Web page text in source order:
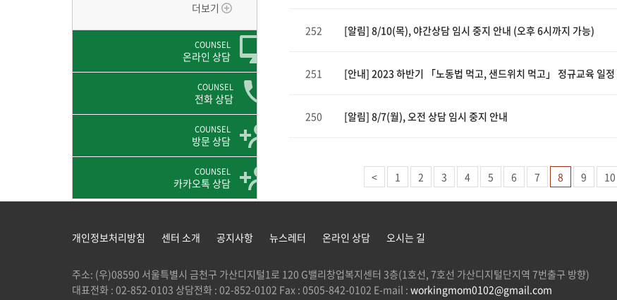
더보기
COUNSEL
온라인 상담
COUNSEL
전화 상담
COUNSEL
방문 상담
COUNSEL
카카오톡 상담
252 [알림] 8/10(목), 야간상담 임시 중지 안내 (오후 6시까지 가능)
251 [안내] 2023 하반기 「노동법 먹고, 샌드위치 먹고」 정규교육 일정
250 [알림] 8/7(월), 오전 상담 임시 중지 안내
< 1 2 3 4 5 6 7 8 9 10
개인정보처리방침 센터 소개 공지사항 뉴스레터 온라인 상담 오시는 길
주소: (우)08590 서울특별시 금천구 가산디지털1로 120 G밸리창업복지센터 3층(1호선, 7호선 가산디지털단지역 7번출구 방향)
대표전화 : 02-852-0103 상담전화 : 02-852-0102 Fax : 0505-842-0102 E-mail : workingmom0102@gmail.com